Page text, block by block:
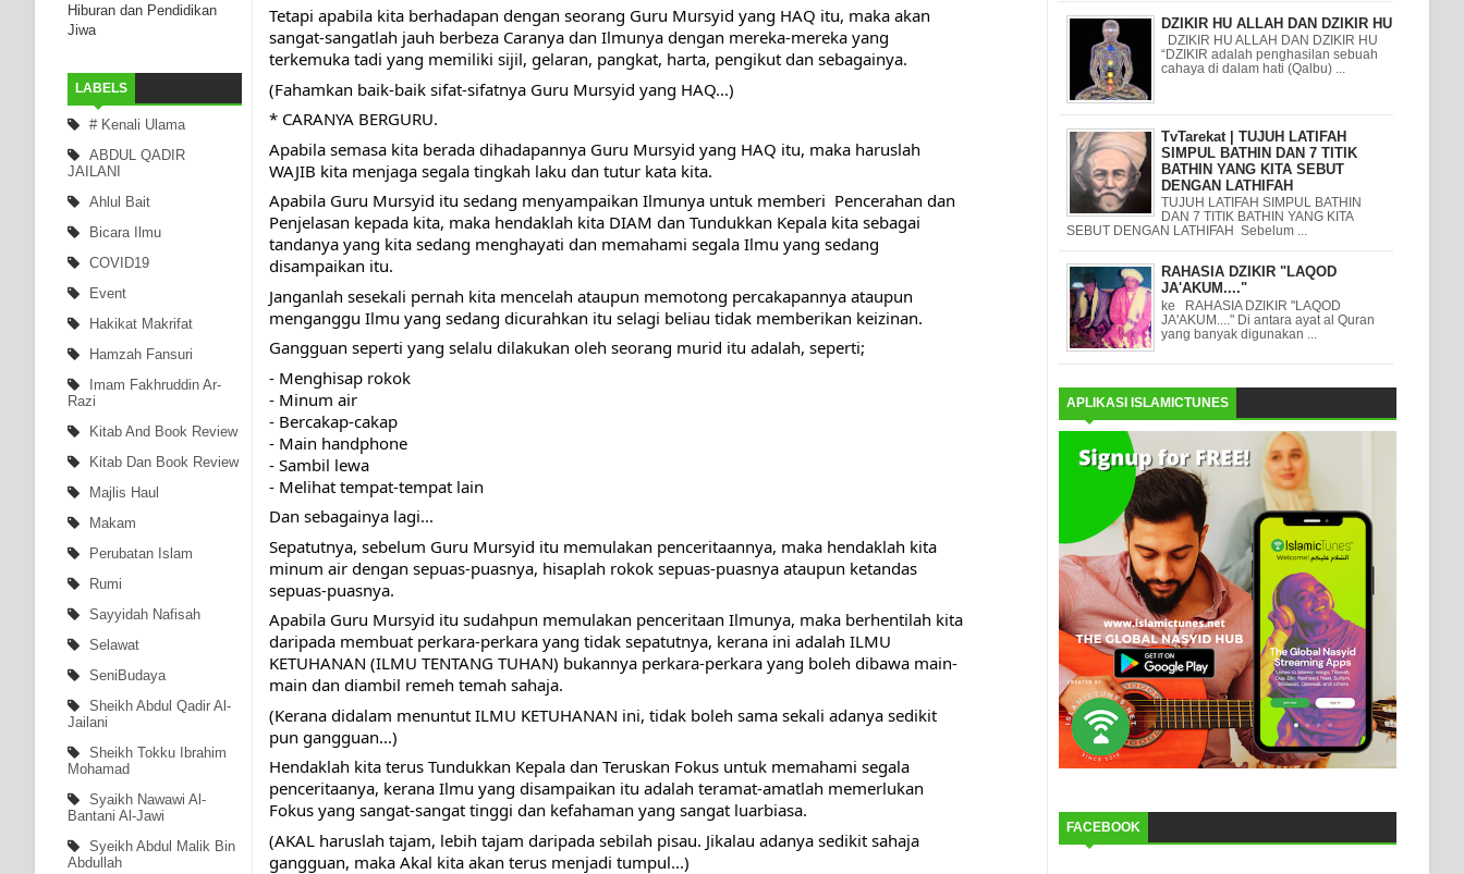
Hiburan dan Pendidikan
Jiwa
LABELS
# Kenali Ulama
ABDUL QADIR
JAILANI
Ahlul Bait
Bicara Ilmu
COVID19
Event
Hakikat Makrifat
Hamzah Fansuri
Imam Fakhruddin Ar-
Razi
Kitab And Book Review
Kitab Dan Book Review
Majlis Haul
Makam
Perubatan Islam
Rumi
Sayyidah Nafisah
Selawat
SeniBudaya
Sheikh Abdul Qadir Al-
Jailani
Sheikh Tokku Ibrahim
Mohamad
Syaikh Nawawi Al-
Bantani Al-Jawi
Syeikh Abdul Malik Bin
Abdullah
Tetapi apabila kita berhadapan dengan seorang Guru Mursyid yang HAQ itu, maka akan
sangat-sangatlah jauh berbeza Caranya dan Ilmunya dengan mereka-mereka yang
terkemuka tadi yang memiliki sijil, gelaran, pangkat, harta, pengikut dan sebagainya.
(Fahamkan baik-baik sifat-sifatnya Guru Mursyid yang HAQ...)
* CARANYA BERGURU.
Apabila semasa kita berada dihadapannya Guru Mursyid yang HAQ itu, maka haruslah
WAJIB kita menjaga segala tingkah laku dan tutur kata kita.
Apabila Guru Mursyid itu sedang menyampaikan Ilmunya untuk memberi  Pencerahan dan
Penjelasan kepada kita, maka hendaklah kita DIAM dan Tundukkan Kepala kita sebagai
tandanya yang kita sedang menghayati dan memahami segala Ilmu yang sedang
disampaikan itu.
Janganlah sesekali pernah kita mencelah ataupun memotong percakapannya ataupun
menganggu Ilmu yang sedang dicurahkan itu selagi beliau tidak memberikan keizinan.
Gangguan seperti yang selalu dilakukan oleh seorang murid itu adalah, seperti;
- Menghisap rokok
- Minum air
- Bercakap-cakap
- Main handphone
- Sambil lewa
- Melihat tempat-tempat lain
Dan sebagainya lagi...
Sepatutnya, sebelum Guru Mursyid itu memulakan penceritaannya, maka hendaklah kita
minum air dengan sepuas-puasnya, hisaplah rokok sepuas-puasnya ataupun ketandas
sepuas-puasnya.
Apabila Guru Mursyid itu sudahpun memulakan penceritaan Ilmunya, maka berhentilah kita
daripada membuat perkara-perkara yang tidak sepatutnya, kerana ini adalah ILMU
KETUHANAN (ILMU TENTANG TUHAN) bukannya perkara-perkara yang boleh dibawa main-
main dan diambil remeh temah sahaja.
(Kerana didalam menuntut ILMU KETUHANAN ini, tidak boleh sama sekali adanya sedikit
pun gangguan...)
Hendaklah kita terus Tundukkan Kepala dan Teruskan Fokus untuk memahami segala
penceritaanya, kerana Ilmu yang disampaikan itu adalah teramat-amatlah memerlukan
Fokus yang sangat-sangat tinggi dan kefahaman yang sangat luarbiasa.
(AKAL haruslah tajam, lebih tajam daripada sebilah pisau. Jikalau adanya sedikit sahaja
gangguan, maka Akal kita akan terus menjadi tumpul...)
DZIKIR HU ALLAH DAN DZIKIR HU
DZIKIR HU ALLAH DAN DZIKIR HU
“DZIKIR adalah penghasilan sebuah
cahaya di dalam hati (Qalbu) ...
TvTarekat | TUJUH LATIFAH
SIMPUL BATHIN DAN 7 TITIK
BATHIN YANG KITA SEBUT
DENGAN LATHIFAH
TUJUH LATIFAH SIMPUL BATHIN
DAN 7 TITIK BATHIN YANG KITA
SEBUT DENGAN LATHIFAH Sebelum ...
RAHASIA DZIKIR "LAQOD
JA'AKUM...."
ke RAHASIA DZIKIR "LAQOD
JA'AKUM...." Di antara ayat al Quran
yang banyak digunakan ...
APLIKASI ISLAMICTUNES
FACEBOOK